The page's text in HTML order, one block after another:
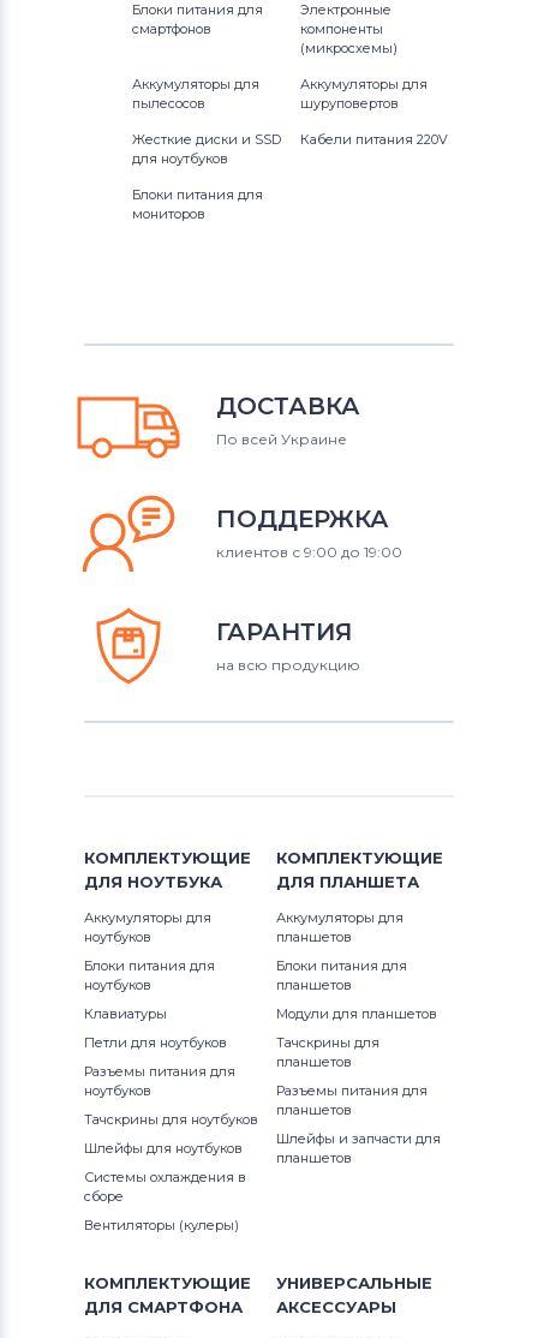
Блоки питания для
смартфонов
Электронные
компоненты
(микросхемы)
Аккумуляторы для
пылесосов
Аккумуляторы для
шуруповертов
Жесткие диски и SSD
для ноутбуков
Кабели питания 220V
Блоки питания для
мониторов
ДОСТАВКА
По всей Украине
ПОДДЕРЖКА
клиентов с 9:00 до 19:00
ГАРАНТИЯ
на всю продукцию
КОМПЛЕКТУЮЩИЕ
ДЛЯ НОУТБУКА
Аккумуляторы для
ноутбуков
Блоки питания для
ноутбуков
Клавиатуры
Петли для ноутбуков
Разъемы питания для
ноутбуков
Тачскрины для ноутбуков
Шлейфы для ноутбуков
Системы охлаждения в
сборе
Вентиляторы (кулеры)
КОМПЛЕКТУЮЩИЕ
ДЛЯ ПЛАНШЕТА
Аккумуляторы для
планшетов
Блоки питания для
планшетов
Модули для планшетов
Тачскрины для
планшетов
Разъемы питания для
планшетов
Шлейфы и запчасти для
планшетов
КОМПЛЕКТУЮЩИЕ
ДЛЯ СМАРТФОНА
УНИВЕРСАЛЬНЫЕ
АКСЕССУАРЫ